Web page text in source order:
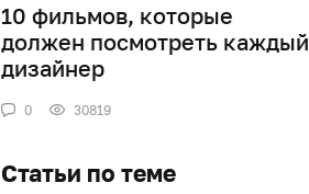
10 фильмов, которые
должен посмотреть каждый
дизайнер
0 30819
Статьи по теме